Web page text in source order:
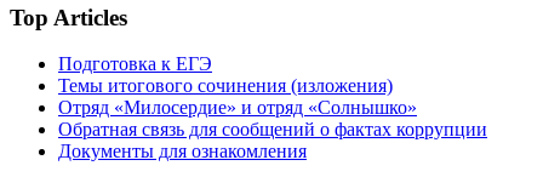
Top Articles
Подготовка к ЕГЭ
Темы итогового сочинения (изложения)
Отряд «Милосердие» и отряд «Солнышко»
Обратная связь для сообщений о фактах коррупции
Документы для ознакомления